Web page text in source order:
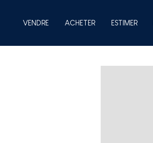
VENDRE ACHETER ESTIMER